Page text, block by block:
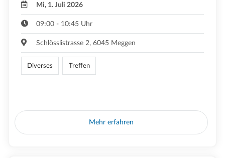
Mi, 1. Juli 2026
09:00 - 10:45 Uhr
Schlösslistrasse 2, 6045 Meggen
Diverses Treffen
Mehr erfahren